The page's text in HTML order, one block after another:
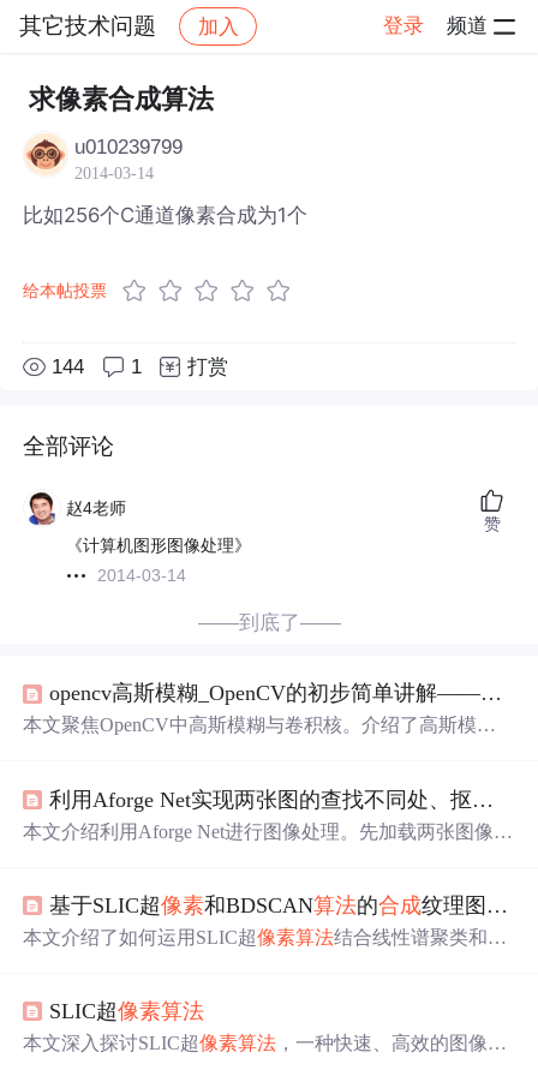
其它技术问题 加入 登录 频道
社区 其它技术问题
求像素合成算法
u010239799
2014-03-14
比如256个C通道像素合成为1个
给本帖投票
144 1 打赏
全部评论
赵4老师
《计算机图形图像处理》
2014-03-14
赞
——到底了——
opencv高斯模糊_OpenCV的初步简单讲解——高斯模糊与卷积核，通俗易懂
本文聚焦OpenCV中高斯模糊与卷积核。介绍了高斯模糊
加权运算得到目标像素，实现高斯模糊。此外，借助正态
分布和高斯函数计算权重矩阵，完成图像模糊处理。
利用Aforge Net实现两张图的查找不同处、抠图、
本文介绍利用Aforge Net进行图像处理。先加载两张图像，
码。最后将抠出的图像与新背景图融合，合成算法需考虑
两张图的像素。
基于SLIC超像素和BDSCAN算法的合成纹理图像及SAR图像的分割
本文介绍了如何运用SLIC超像素算法结合线性谱聚类和密
觉领域的应用。
SLIC超像素算法
本文深入探讨SLIC超像素算法 ，一种快速、高效的图像分